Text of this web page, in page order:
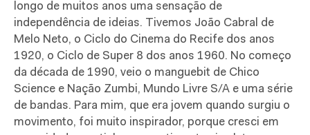
longo de muitos anos uma sensação de
independência de ideias. Tivemos João Cabral de
Melo Neto, o Ciclo do Cinema do Recife dos anos
1920, o Ciclo de Super 8 dos anos 1960. No começo
da década de 1990, veio o manguebit de Chico
Science e Nação Zumbi, Mundo Livre S/A e uma série
de bandas. Para mim, que era jovem quando surgiu o
movimento, foi muito inspirador, porque cresci em